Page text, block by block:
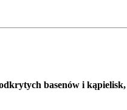
basenów i